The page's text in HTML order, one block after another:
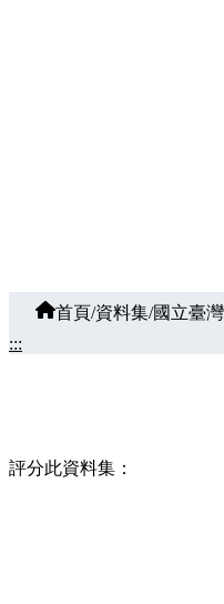
首頁/資料集/國立臺
:::
評分此資料集：